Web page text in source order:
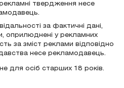
рекламні твердження несе
за фактичні дані,
оприлюднені у рекламних
за зміст реклами відповідно
несе рекламодавець.
для осіб старших 18 років.